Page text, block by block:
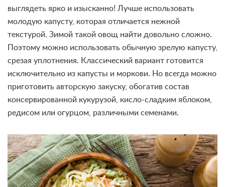
выглядеть ярко и изысканно! Лучше использовать
молодую капусту, которая отличается нежной
текстурой. Зимой такой овощ найти довольно сложно.
Поэтому можно использовать обычную зрелую капусту,
срезая уплотнения. Классический вариант готовится
исключительно из капусты и моркови. Но всегда можно
приготовить авторскую закуску, обогатив состав
консервированной кукурузой, кисло-сладким яблоком,
редисом или огурцом, различными семенами.